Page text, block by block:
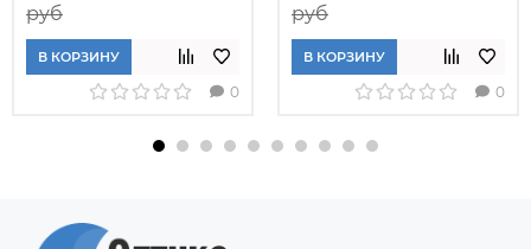
руб
В КОРЗИНУ
0
руб
В КОРЗИНУ
0